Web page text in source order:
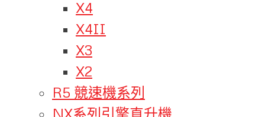
X4
X4II
X3
X2
R5 競速機系列
NX系列引擎直升機